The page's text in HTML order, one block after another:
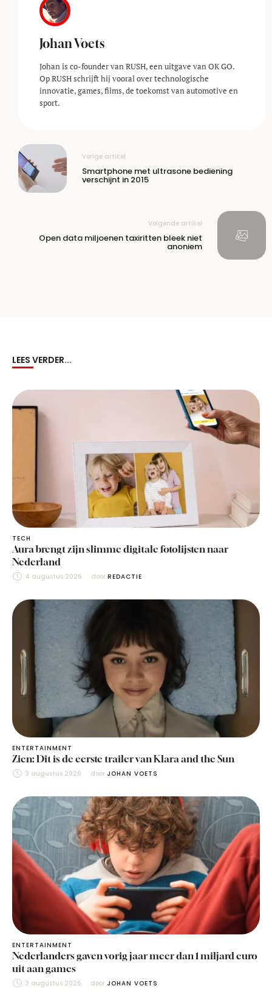
Johan Voets
Johan is co-founder van RUSH, een uitgave van OK GO.
Op RUSH schrijft hij vooral over technologische
innovatie, games, films, de toekomst van automotive en
sport.
Vorige artikel
Smartphone met ultrasone bediening
verschijnt in 2015
Volgende artikel
Open data miljoenen taxiritten bleek niet
anoniem
LEES VERDER...
TECH
Aura brengt zijn slimme digitale fotolijsten naar
Nederland
4 augustus 2026 door REDACTIE
ENTERTAINMENT
Zien: Dit is de eerste trailer van Klara and the Sun
3 augustus 2026 door JOHAN VOETS
ENTERTAINMENT
Nederlanders gaven vorig jaar meer dan 1 miljard euro
uit aan games
3 augustus 2026 door JOHAN VOETS